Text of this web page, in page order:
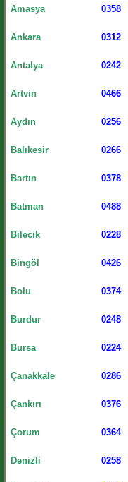
Amasya 0358
Ankara 0312
Antalya 0242
Artvin 0466
Aydın 0256
Balıkesir 0266
Bartın 0378
Batman 0488
Bilecik 0228
Bingöl 0426
Bolu 0374
Burdur 0248
Bursa 0224
Çanakkale 0286
Çankırı 0376
Çorum 0364
Denizli 0258